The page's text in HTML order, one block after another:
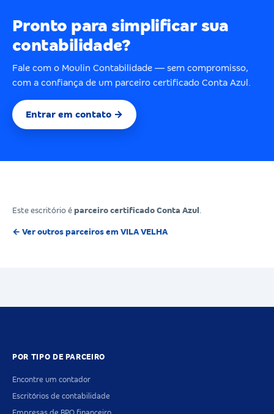
Pronto para simplificar sua
contabilidade?
Fale com o Moulin Contabilidade — sem compromisso,
com a confiança de um parceiro certificado Conta Azul.
Entrar em contato →
Este escritório é parceiro certificado Conta Azul
← Ver outros parceiros em VILA VELHA
POR TIPO DE PARCEIRO
Encontre um contador
Escritórios de contabilidade